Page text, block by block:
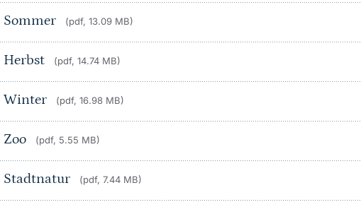
(pdf, 13.09 MB)
Herbst (pdf, 14.74 MB)
Winter (pdf, 16.98 MB)
(pdf, 5.55 MB)
Stadtnatur (pdf, 7.44 MB)